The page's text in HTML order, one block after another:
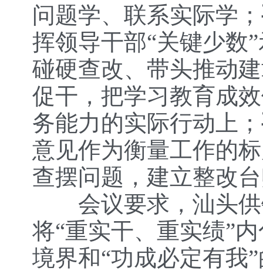
问题学、联系实际学；
挥领导干部“关键少数
碰硬查改、带头推动
促干，把学习教育成
务能力的实际行动上；
意见作为衡量工作的
查摆问题，建立整改
会议要求，汕头供
将“重实干、重实绩”
境界和“功成必定有我